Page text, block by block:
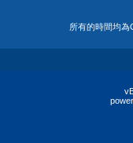
所有的時間均為